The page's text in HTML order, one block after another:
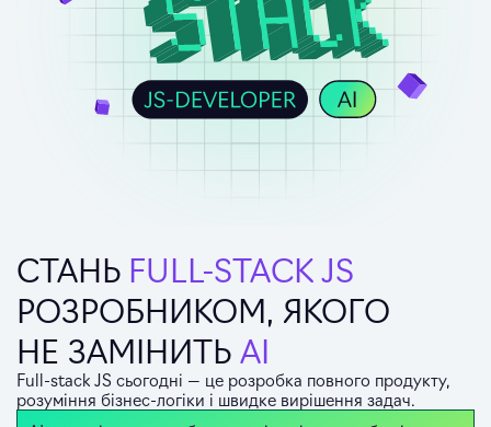
СТАНЬ FULL-STACK JS
РОЗРОБНИКОМ, ЯКОГО
НЕ ЗАМІНИТЬAI
Full-stack JS сьогодні — це розробка повного продукту,
розуміння бізнес-логіки і швидке вирішення задач.